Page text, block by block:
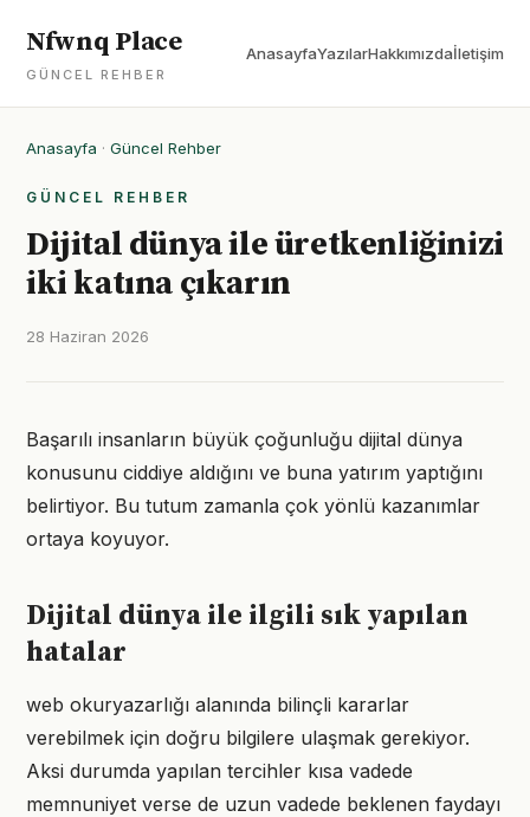
Nfwnq Place
GÜNCEL REHBER
AnasayfaYazılarHakkımızdaİletişim
Anasayfa · Güncel Rehber
GÜNCEL REHBER
Dijital dünya ile üretkenliğinizi
iki katına çıkarın
28 Haziran 2026
Başarılı insanların büyük çoğunluğu dijital dünya
konusunu ciddiye aldığını ve buna yatırım yaptığını
belirtiyor. Bu tutum zamanla çok yönlü kazanımlar
ortaya koyuyor.
Dijital dünya ile ilgili sık yapılan
hatalar
web okuryazarlığı alanında bilinçli kararlar
verebilmek için doğru bilgilere ulaşmak gerekiyor.
Aksi durumda yapılan tercihler kısa vadede
memnuniyet verse de uzun vadede beklenen faydayı